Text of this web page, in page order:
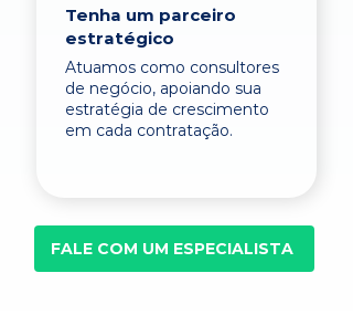
Tenha um parceiro
estratégico
Atuamos como consultores
de negócio, apoiando sua
estratégia de crescimento
em cada contratação.
FALE COM UM ESPECIALISTA